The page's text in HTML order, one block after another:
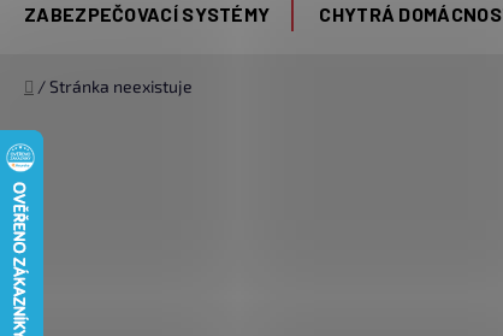
ZABEZPEČOVACÍ SYSTÉMY CHYTRÁ
Domů
/ Stránka neexistuje